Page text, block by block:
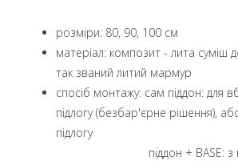
розміри: 80, 90, 100 см
матеріал: композит - лита суміш
так званий литий мармур
спосіб монтажу: сам піддон: для
підлогу (безбар'єрне рішення),
підлогу
піддон + BASE: з